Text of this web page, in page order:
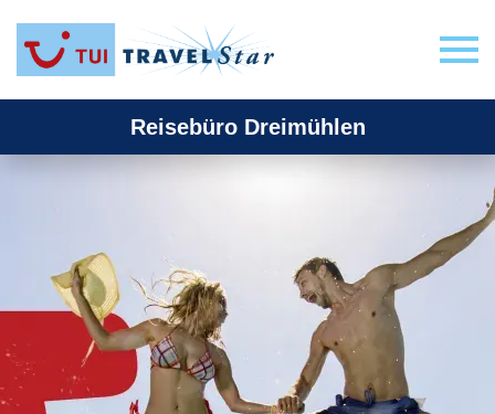
Reisebüro Dreimühlen